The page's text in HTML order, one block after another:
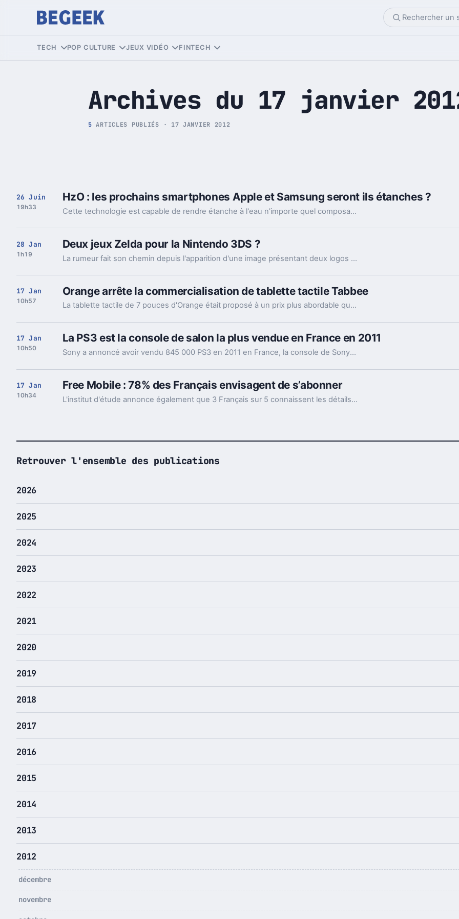
Tech et Pop culture
TECH POP CULTURE JEUX VIDÉO FINTECH
Archives du 17 janvier
5 ARTICLES PUBLIÉS · 17 JANVIER 2012
26 Juin
19h33
HzO : les prochains smartphones Apple et Samsung seront ils étanches ?
Cette technologie est capable de rendre étanche à l'eau n'importe quel composant électronique, en appliquant un film de protection à l'échelle nano-métrique sur ces derniers au moment de l'assemblage d'un appareil.
28 Jan
1h19
Deux jeux Zelda pour la Nintendo 3DS ?
La rumeur fait son chemin depuis l'apparition d'une image présentant deux logos de la saga portant chacun un des titres suivants, The Legend of Zelda : La Prophétie de feu et The Legend of Zelda : La Prophétie de Glace.
17 Jan
10h57
Orange arrête la commercialisation de tablette tactile Tabbee
La tablette tactile de 7 pouces d'Orange était proposé à un prix plus abordable que la concurrence, soit 250 euros lors de son lancement, puis 149 euros pour la version S de la tablette.
17 Jan
10h50
La PS3 est la console de salon la plus vendue en France en 2011
Sony a annoncé avoir vendu 845 000 PS3 en 2011 en France, la console de Sony est ainsi la console la plus vendue en France avec une performance en hausse de 3% par rapport à l'année dernière.
17 Jan
10h34
Free Mobile : 78% des Français envisagent de s’abonner
L'institut d'étude annonce également que 3 Français sur 5 connaissent les détails de l'offre de Free Mobile et que seulement 3 % des Français n'ont pas entendu parler des forfaits de Free.
Retrouver l'ensemble des publications
2026
2025
2024
2023
2022
2021
2020
2019
2018
2017
2016
2015
2014
2013
2012
décembre
novembre